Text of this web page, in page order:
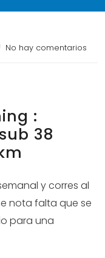
No hay comentarios
:
38
y corres al
nota falta que se
para una